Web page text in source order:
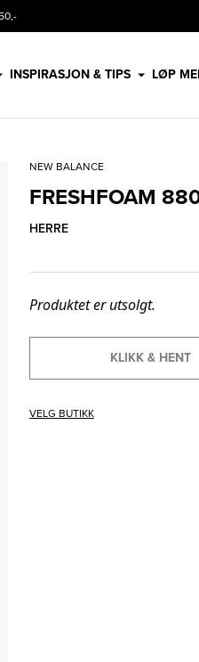
INSPIRASJON & TIPS LØP
NEW BALANCE
FRESHFOAM
HERRE
Produktet er utsolgt.
KLIKK & HENT
VELG BUTIKK